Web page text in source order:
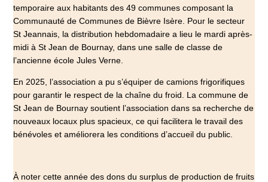
temporaire aux habitants des 49 communes composant la
Communauté de Communes de Bièvre Isère. Pour le secteur
St Jeannais, la distribution hebdomadaire a lieu le mardi après-
midi à St Jean de Bournay, dans une salle de classe de
l’ancienne école Jules Verne.
En 2025, l’association a pu s’équiper de camions frigorifiques
pour garantir le respect de la chaîne du froid. La commune de
St Jean de Bournay soutient l’association dans sa recherche de
nouveaux locaux plus spacieux, ce qui facilitera le travail des
bénévoles et améliorera les conditions d’accueil du public.
À noter cette année des dons du surplus de production de fruits